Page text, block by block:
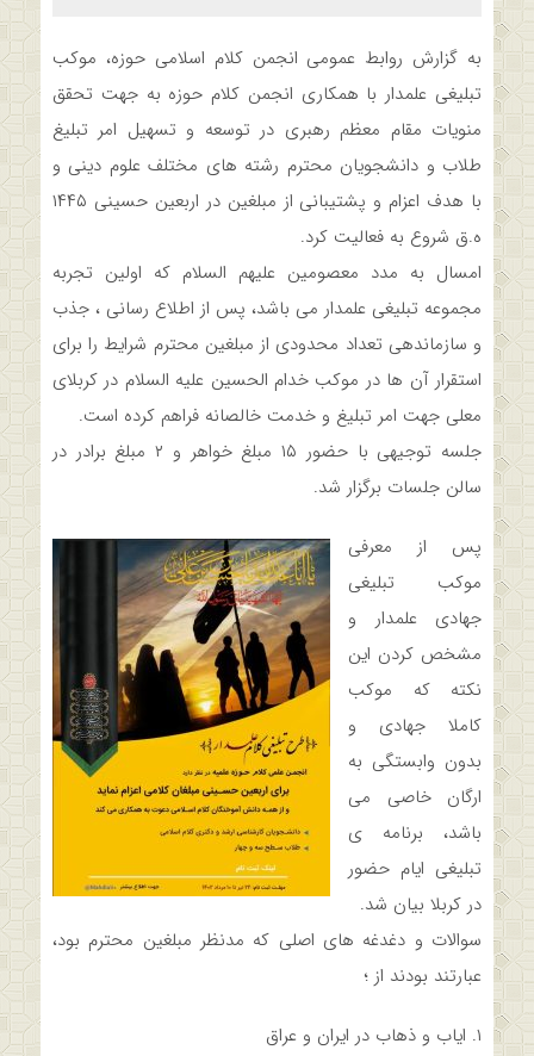
به گزارش روابط عمومی انجمن کلام اسلامی حوزه، موکب
تبلیغی علمدار با همکاری انجمن کلام حوزه به جهت تحقق
منویات مقام معظم رهبری در توسعه و تسهیل امر تبلیغ
طلاب و دانشجویان محترم رشته های مختلف علوم دینی و
با هدف اعزام و پشتیبانی از مبلغین در اربعین حسینی ۱۴۴۵
ه.ق شروع به فعالیت کرد.
امسال به مدد معصومین علیهم السلام که اولین تجربه
مجموعه تبلیغی علمدار می باشد، پس از اطلاع رسانی ، جذب
و سازماندهی تعداد محدودی از مبلغین محترم شرایط را برای
استقرار آن ها در موکب خدام الحسین علیه السلام در کربلای
معلی جهت امر تبلیغ و خدمت خالصانه فراهم کرده است.
جلسه توجیهی با حضور ۱۵ مبلغ خواهر و ۲ مبلغ برادر در
سالن جلسات برگزار شد.
پس از معرفی
موکب تبليغی
جهادی علمدار و
مشخص کردن این
نکته که موکب
کاملا جهادی و
بدون وابستگی به
ارگان خاصی می
باشد، برنامه ی
تبليغی ایام حضور
در کربلا بیان شد.
سوالات و دغدغه های اصلی که مدنظر مبلغین محترم بود،
عبارتند بودند از ؛
۱. ایاب و ذهاب در ایران و عراق